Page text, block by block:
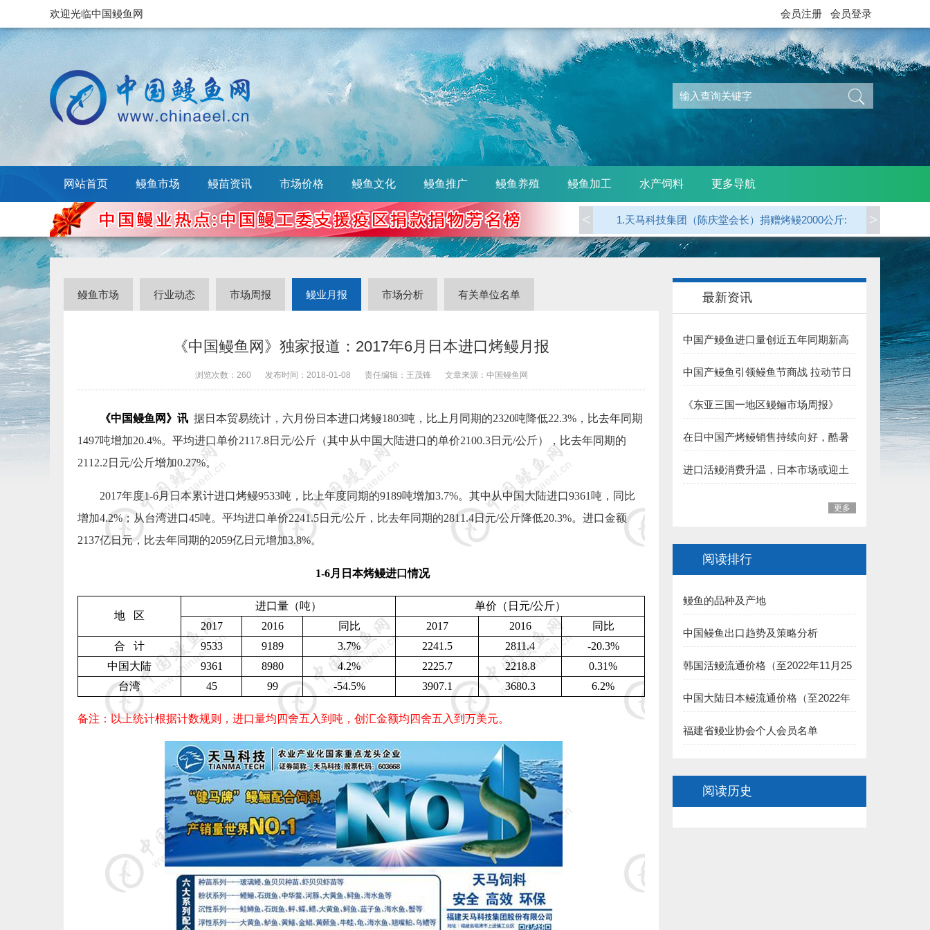
欢迎光临中国鳗鱼网 会员注册 会员登录
网站首页 鳗鱼市场 鳗苗资讯 市场价格 鳗鱼文化 鳗鱼推广 鳗鱼养殖 鳗鱼加工 水产饲料 更多导航
1.天马科技集团（陈庆堂会长）捐赠烤鳗2000公斤:
2.广东省鳗业协会 捐赠烤鳗5000公斤:
3.江西西龙公司（天马科技）捐赠烤鳗1000公斤:
4.龙岩 郭贤平副会长 捐赠50000元:
5.三明 华盛集团（姚弓善副会长） 捐赠50000元:
6.长乐 王平雄副会长 捐赠10000元:
福建省鳗业协会:
一、福州市 1.李本华 捐赠50000元:
2.福州 阙院生 捐赠50000元:
3.福州鳗匠餐饮管理有限公司(阮盛泉)捐赠50000元:
4.福建高农饲料有限公司（葛军）捐赠50000元:
5.福州开发区高龙饲料公司 捐赠30000元:
6.连江富鑫养鳗场(林宝富) 捐赠5000元:
7.福州德远水产有限公司（简新昌）捐赠5000元:
8.福建渔家傲养殖科技有限公司 捐赠5000元:
二、长乐市鳗业协会:
1.长乐聚泉食品有限公司(王家思)捐赠100000元:
3.长乐 董椿 捐赠20000元:
5.福建省星建水产养殖有限公司(陈寿惠)捐赠15000元:
6.福建创源水产养殖有限公司（陈洁如）捐赠1.5万元:
< >
鳗鱼市场 行业动态 市场周报 鳗业月报 市场分析 有关单位名单
《中国鳗鱼网》独家报道：2017年6月日本进口烤鳗月报
浏览次数： 260 发布时间： 2018-01-08 责任编辑： 王茂锋 文章来源： 中国鳗鱼网
《中国鳗鱼网》讯 据日本贸易统计，六月份日本进口烤鳗1803吨，比上月同期的2320吨降低22.3% ，比去年同期
1497吨增加20.4%。平均进口单价2117.8日元/公斤（其中从中国大陆进口的单价2100.3日元/公斤），比去年同期的
2112.2 日元/公斤增加0.27%。
2017年度1-6月日本累计进口烤鳗9533吨，比上年度同期的9189吨增加3.7%。其中从中国大陆进口9361 吨，同比
增加4.2%；从台湾进口45吨。平均进口单价2241.5日元/公斤，比去年同期的2811.4日元/公斤降低20.3%。进口金额
2137亿日元，比去年同期的2059亿日元增加3.8%。
1-6月日本烤鳗进口情况
地 区
进口量（吨） 单价（日元/公斤）
2017
2016 同比 2017 2016
同比
合
计 9533 9189 3.7% 2241.5 2811.4
-20.3%
中国大陆
9361 8980 4.2% 2225.7 2218.8
0.31%
台湾
45 99 -54.5% 3907.1 3680.3 6.2%
备注：以上统计根据计数规则，进口量均四舍五入到吨，创汇金额均四舍五入到万美元。
最新资讯
中国产鳗鱼进口量创近五年同期新高
中国产鳗鱼引领鳗鱼节商战 拉动节日
《东亚三国一地区鳗鲡市场周报》
在日中国产烤鳗销售持续向好，酷暑
进口活鳗消费升温，日本市场或迎土
更多
阅读排行
鳗鱼的品种及产地
中国鳗鱼出口趋势及策略分析
韩国活鳗流通价格（至2022年11月25
中国大陆日本鳗流通价格（至2022年
福建省鳗业协会个人会员名单
阅读历史